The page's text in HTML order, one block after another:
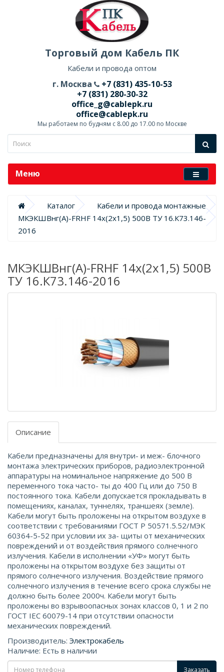
Торговый дом Кабель ПК
Кабели и провода оптом
г. Москва
+7 (831) 435-10-53
+7 (831) 280-30-32
office_g@cablepk.ru
office@cablepk.ru
Мы работаем по будням с 8.00 до 17.00 по Москве
Меню
Каталог
Кабели и провода монтажные
МКЭКШВнг(А)-FRHF 14х(2х1,5) 500В ТУ 16.К73.146-
2016
МКЭКШВнг(А)-FRHF 14х(2х1,5) 500В
ТУ 16.К73.146-2016
Описание
Кабели предназначены для внутри- и меж- блочного
монтажа электрических приборов, радиоэлектронной
аппаратуры на номинальное напряжение до 500 В
переменного тока часто- ты до 400 Гц или до 750 В
постоянного тока. Кабели допускается прокладывать в
помещениях, каналах, туннелях, траншеях (земле).
Кабели могут быть проложены на открытом воздухе в
соответствии с требованиями ГОСТ Р 50571.5.52/МЭК
60364-5-52 при условии их за- щиты от механических
повреждений и от воздействия прямого солнечного
излучения. Кабели в исполнении «УФ» могут быть
проложены на открытом воздухе без защиты от
прямого солнечного излучения. Воздействие прямого
солнечного излучения в течение всего срока службы не
должно быть более 2000ч. Кабели могут быть
проложены во взрывоопасных зонах классов 0, 1 и 2 по
ГОСТ IEС 60079-14 при отсутствии опасности
механических повреждений.
Производитель: Электрокабель
Наличие: Есть в наличии
Заказать